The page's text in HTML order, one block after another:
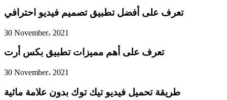
تعرف على أفضل تطبيق تصميم فيديو احترافي
30 November، 2021
تعرف على أهم مميزات تطبيق بكس أرت
30 November، 2021
طريقة تحميل فيديو تيك توك بدون علامة مائية